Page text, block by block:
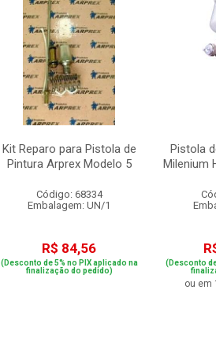
Kit Reparo para Pistola de
Pintura Arprex Modelo 5
Código: 68334
Embalagem: UN/1
R$ 84,56
(Desconto de 5% no PIX aplicado na
finalização do pedido)
Pistola
Milenium
(Desconto
ou em